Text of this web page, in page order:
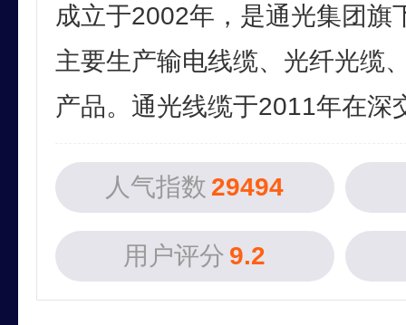
成立于2002年，是通光集团旗
主要生产输电线缆、光纤光缆
产品。通光线缆于2011年在深
人气指数 29494
用户评分 9.2